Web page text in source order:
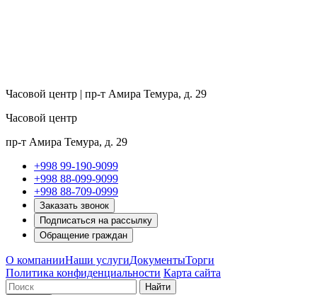
Часовой центр | пр-т Амира Темура, д. 29
Часовой центр
пр-т Амира Темура, д. 29
+998 99-190-9099
+998 88-099-9099
+998 88-709-0999
Заказать звонок
Подписаться на рассылку
Обращение граждан
О компанииНаши услугиДокументыТорги
Политика конфиденциальности Карта сайта
Найти